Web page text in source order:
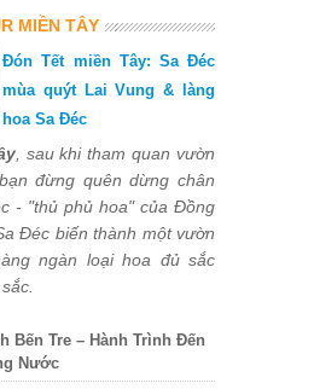
MIỀN TÂY
Đón Tết miền Tây: Sa Đéc
mùa quýt Lai Vung & làng
hoa Sa Đéc
, sau khi tham quan vườn
đừng quên dừng chân
- "thủ phủ hoa" của Đồng
Đéc biến thành một vườn
ngàn loại hoa đủ sắc
Bến Tre – Hành Trình Đến
Nước